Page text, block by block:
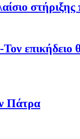
στήριξης
επικήδειο
Πάτρα